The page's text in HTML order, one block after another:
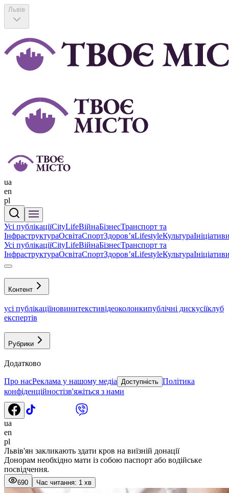
Львів
ua
en
pl
Усі публікаціїCityLifeВійнаБізнесТранспорт та
ІнфраструктураОсвітаСпортЗдоровʼяLifestyleКультура
Усі публікаціїCityLifeВійнаБізнесТранспорт та
ІнфраструктураОсвітаСпортЗдоровʼяLifestyleКультура
Контент
усі публікаціїновинитекстивідеоколонкипублічні дискусіїклуб
експертів
Рубрики
Додатково
Про насРеклама у нашому медіа Доступність Політика
конфіденційностізв'яжіться з нами
ua
en
pl
Львів'ян закликають здати кров на виїзній донації
Донорам необхідно мати із собою паспорт або водійське
посвідчення.
690 Час читання: 1 хв